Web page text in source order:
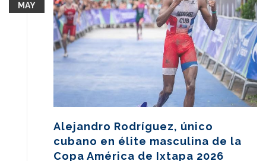
MAY
Alejandro Rodríguez, único
cubano en élite masculina de la
Copa América de Ixtapa 2026